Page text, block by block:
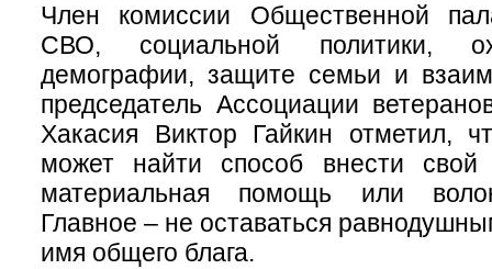
Член комиссии Общественной
СВО, социальной политики,
демографии, защите семьи и
председатель Ассоциации
Хакасия Виктор Гайкин отметил,
может найти способ внести
материальная помощь или
Главное – не оставаться
имя общего блага.